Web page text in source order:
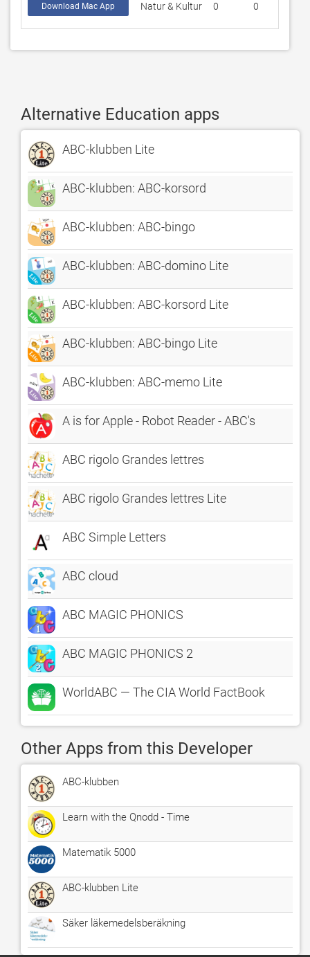
Download Mac App Natur & Kultur 0 0
Alternative Education apps
ABC-klubben Lite
ABC-klubben: ABC-korsord
ABC-klubben: ABC-bingo
ABC-klubben: ABC-domino Lite
ABC-klubben: ABC-korsord Lite
ABC-klubben: ABC-bingo Lite
ABC-klubben: ABC-memo Lite
A is for Apple - Robot Reader - ABC's
ABC rigolo Grandes lettres
ABC rigolo Grandes lettres Lite
ABC Simple Letters
ABC cloud
ABC MAGIC PHONICS
ABC MAGIC PHONICS 2
WorldABC — The CIA World FactBook
Other Apps from this Developer
ABC-klubben
Learn with the Qnodd - Time
Matematik 5000
ABC-klubben Lite
Säker läkemedelsberäkning